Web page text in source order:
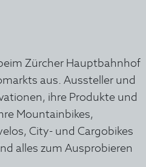
Zürcher Hauptbahnhof
aus. Aussteller und
ihre Produkte und
Mountainbikes,
City- und Cargobikes
alles zum Ausprobieren